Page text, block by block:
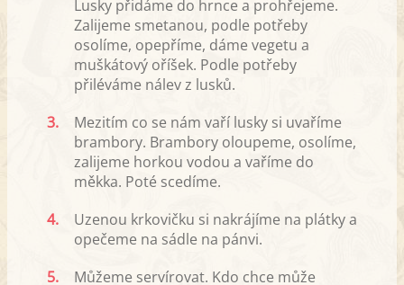
Lusky přidáme do hrnce a prohřejeme.
Zalijeme smetanou, podle potřeby
osolíme, opepříme, dáme vegetu a
muškátový oříšek. Podle potřeby
přiléváme nálev z lusků.
3.
Mezitím co se nám vaří lusky si uvaříme
brambory. Brambory oloupeme, osolíme,
zalijeme horkou vodou a vaříme do
měkka. Poté scedíme.
4.
Uzenou krkovičku si nakrájíme na plátky a
opečeme na sádle na pánvi.
5.
Můžeme servírovat. Kdo chce může